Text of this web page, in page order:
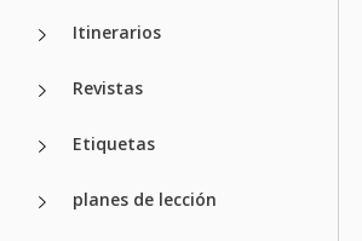
Itinerarios
Revistas
Etiquetas
planes de lección